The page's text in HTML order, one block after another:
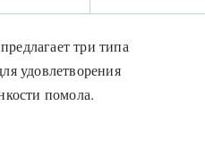
три типа
удовлетворения
помола.